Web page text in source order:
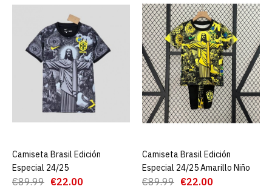
Match 2024
€89.00 €19.90
AGREGAR AL CARRO
ADD TO COMPARE
Camiseta Brasil Edición
Especial 2025
AGREGAR AL CARRO
Camiseta Brasil Edición
Especial 24/25
€89.99 €22.00
AGREGAR AL CARRO
Camiseta Brasil Edición
Especial 24/25 Amarillo Niño
€89.99 €22.00